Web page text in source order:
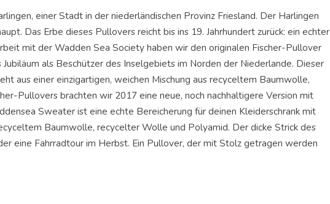
einer Stadt in der niederländischen Provinz Friesland. Der Harlingen
Das Erbe dieses Pullovers reicht bis ins 19. Jahrhundert zurück: ein echter
mit der Wadden Sea Society haben wir den originalen Fischer-Pullover
als Beschützer des Inselgebiets im Norden der Niederlande. Dieser
aus einer einzigartigen, weichen Mischung aus recyceltem Baumwolle,
Pullovers brachten wir 2017 eine neue, noch nachhaltigere Version mit
Sweater ist eine echte Bereicherung für deinen Kleiderschrank mit
Baumwolle, recycelter Wolle und Polyamid. Der dicke Strick des
eine Fahrradtour im Herbst. Ein Pullover, der mit Stolz getragen werden